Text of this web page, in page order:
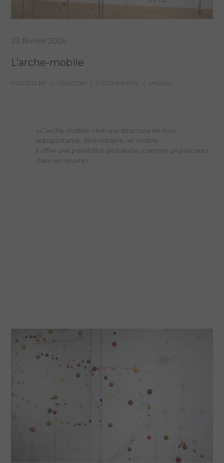
23 février 2026
L’arche-mobile
POSTED BY : C-TOUCOM 0 COMMENTS UNDER :
« L’arche-mobile » est une structure en inox,
autoportante, démontable, et mobile.
Il offre une possibilité de balade, comme un parcours
dans les œuvres.